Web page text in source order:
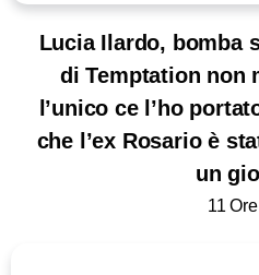
Lucia Ilardo, bomba
di Temptation non
l’unico ce l’ho
che l’ex Rosario è
un
11